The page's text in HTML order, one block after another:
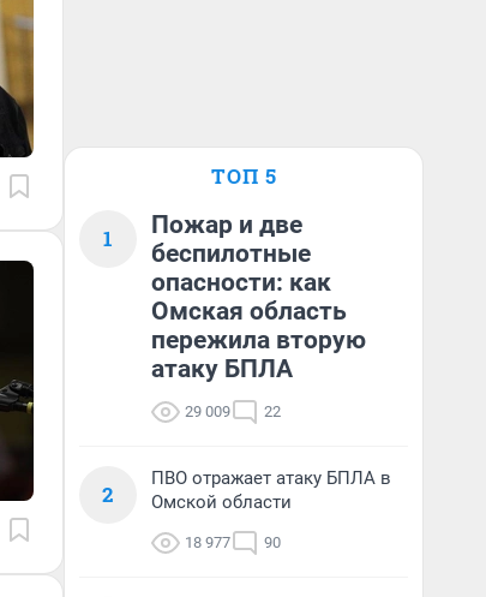
ТОП 5
1
Пожар и две
беспилотные
опасности: как
Омская область
пережила вторую
атаку БПЛА
29 009 22
2
ПВО отражает атаку БПЛА в
Омской области
18 977 90